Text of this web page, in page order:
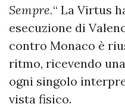
Sempre.“ La Virtus
esecuzione di
contro Monaco è
ritmo, ricevendo
ogni singolo
vista fisico.